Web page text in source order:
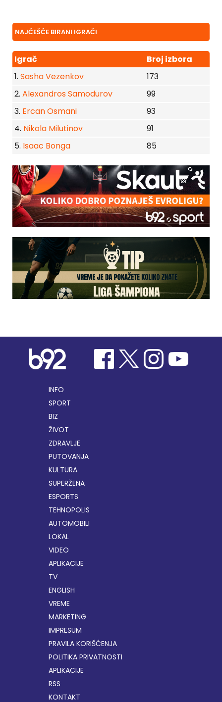
NAJČEŠĆE BIRANI IGRAČI
Igrač
Broj izbora
1. Sasha Vezenkov
173
2. Alexandros Samodurov
99
3. Ercan Osmani
93
4. Nikola Milutinov
91
5. Isaac Bonga 85
INFO
SPORT
BIZ
ŽIVOT
ZDRAVLJE
PUTOVANJA
KULTURA
SUPERŽENA
ESPORTS
TEHNOPOLIS
AUTOMOBILI
LOKAL
VIDEO
APLIKACIJE
TV
ENGLISH
VREME
MARKETING
IMPRESUM
PRAVILA KORIŠĆENJA
POLITIKA PRIVATNOSTI
APLIKACIJE
RSS
KONTAKT